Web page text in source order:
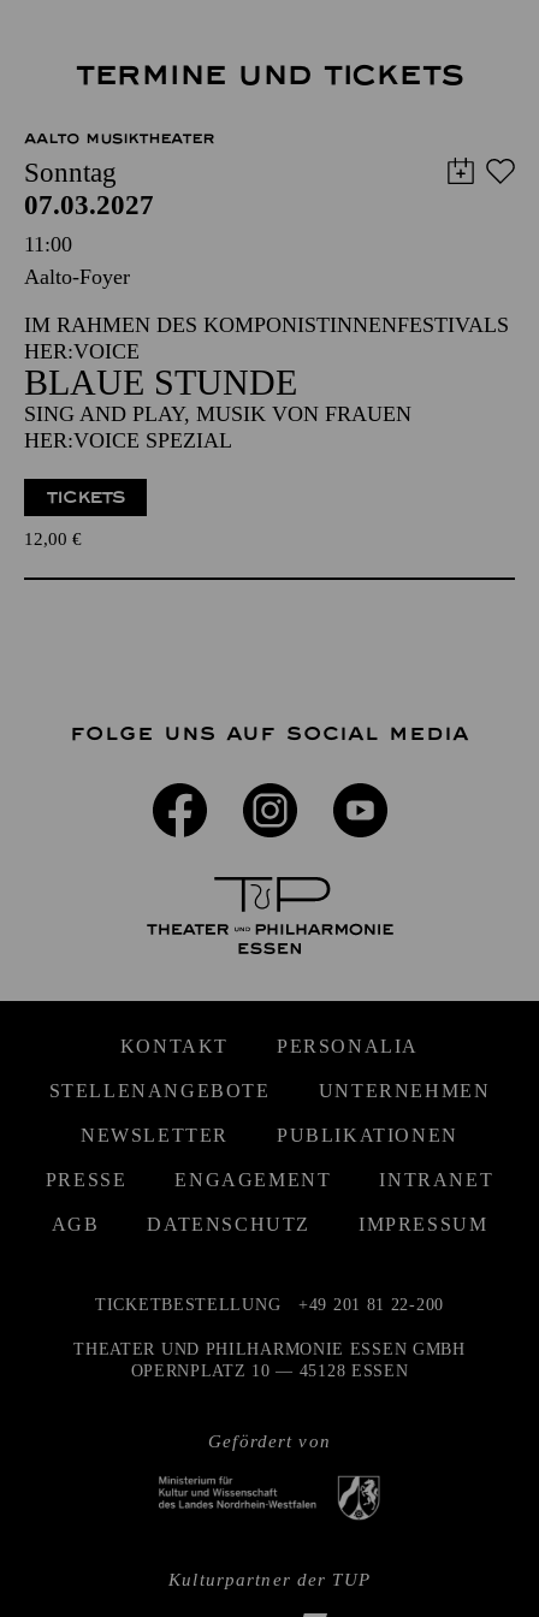
TERMINE UND TICKETS
AALTO MUSIKTHEATER
Sonntag
07.03.2027
11:00
Aalto-Foyer
IM RAHMEN DES KOMPONISTINNENFESTIVALS
HER:VOICE
BLAUE STUNDE
SING AND PLAY, MUSIK VON FRAUEN
HER:VOICE SPEZIAL
TICKETS
12,00 €
FOLGE UNS AUF SOCIAL MEDIA
KONTAKT PERSONALIA
STELLENANGEBOTE UNTERNEHMEN
NEWSLETTER PUBLIKATIONEN
PRESSE ENGAGEMENT INTRANET
AGB DATENSCHUTZ IMPRESSUM
Gefördert von
TICKETBESTELLUNG +49 201 81 22-200
THEATER UND PHILHARMONIE ESSEN GMBH
OPERNPLATZ 10 — 45128 ESSEN
Kulturpartner der TUP